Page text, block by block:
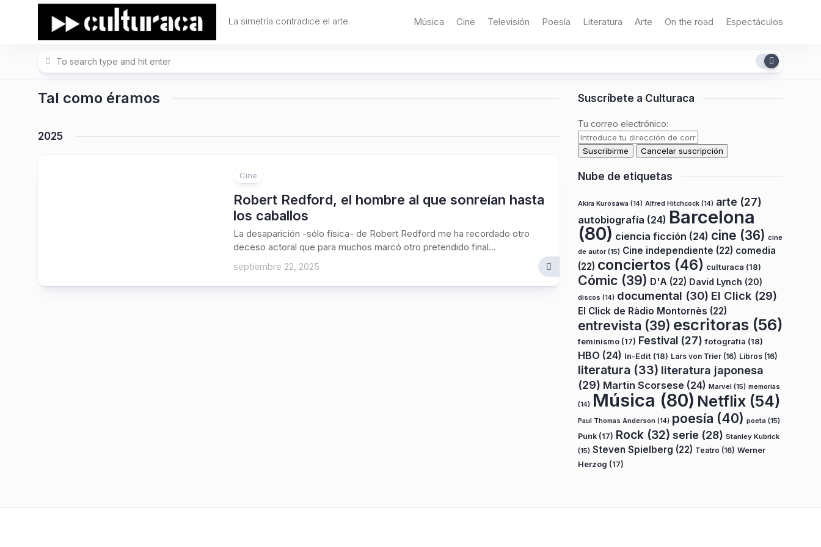
La simetría contradice el arte. Música Cine Televisión Poesía Literatura Arte On the road Espectáculos
Tal como éramos
2025
Cine
Robert Redford, el hombre al que sonreían hasta
los caballos
La desaparición -sólo física- de Robert Redford me ha recordado otro
deceso actoral que para muchos marcó otro pretendido final...
septiembre 22, 2025
Suscríbete a Culturaca
Tu correo electrónico:
Nube de etiquetas
Akira Kurosawa (14) Alfred Hitchcock (14) arte (27)
autobiografía (24) Barcelona
(80) ciencia ficción (24) cine (36) cine
de autor(15) Cine independiente (22) comedia
(22) conciertos (46) culturaca (18)
Cómic (39) D'A (22) David Lynch (20)
discos (14) documental (30) El Click (29)
El Click de Ràdio Montornès (22)
entrevista (39) escritoras (56)
feminismo (17) Festival (27) fotografía (18)
HBO (24) In-Edit (18) Lars von Trier (16) Libros (16)
literatura (33) literatura japonesa
(29) Martin Scorsese (24) Marvel (15) memorias
(14) Música (80) Netflix (54)
Paul Thomas Anderson (14) poesía (40) poeta (15)
Punk (17) Rock (32) serie (28) Stanley Kubrick
(15) Steven Spielberg (22) Teatro (16) Werner
Herzog (17)